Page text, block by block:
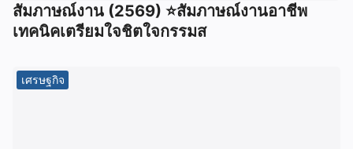
สัมภาษณ์งาน (2569) ⭐สัมภาษณ์งานอาชีพ
เทคนิคเตรียมใจชิตใจกรรมส
เศรษฐกิจ